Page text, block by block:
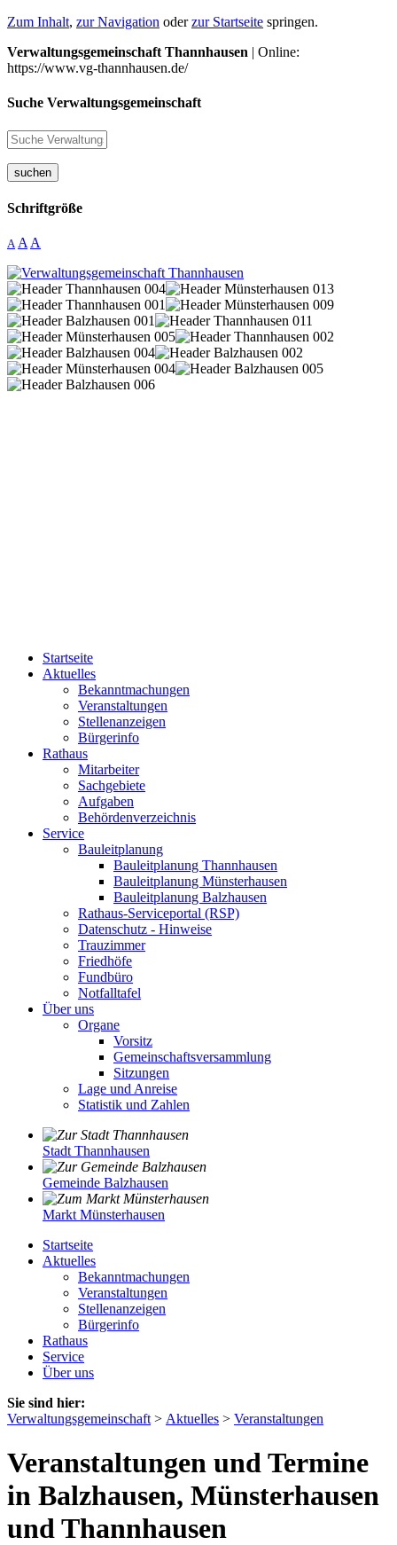
Zum Inhalt, zur Navigation oderzur Startseite springen.
Verwaltungsgemeinschaft Thannhausen | Online:
https://www.vg-thannhausen.de/
Suche Verwaltungsgemeinschaft
suchen
Schriftgröße
A A A
Startseite
Aktuelles
Bekanntmachungen
Veranstaltungen
Stellenanzeigen
Bürgerinfo
Rathaus
Mitarbeiter
Sachgebiete
Aufgaben
Behördenverzeichnis
Service
Bauleitplanung
Bauleitplanung Thannhausen
Bauleitplanung Münsterhausen
Bauleitplanung Balzhausen
Rathaus-Serviceportal (RSP)
Datenschutz - Hinweise
Trauzimmer
Friedhöfe
Fundbüro
Notfalltafel
Über uns
Organe
Vorsitz
Gemeinschaftsversammlung
Sitzungen
Lage und Anreise
Statistik und Zahlen
Stadt Thannhausen
Gemeinde Balzhausen
Markt Münsterhausen
Startseite
Aktuelles
Bekanntmachungen
Veranstaltungen
Stellenanzeigen
Bürgerinfo
Rathaus
Service
Über uns
Sie sind hier:
Verwaltungsgemeinschaft > Aktuelles > Veranstaltungen
Veranstaltungen und Termine
in Balzhausen, Münsterhausen
und Thannhausen